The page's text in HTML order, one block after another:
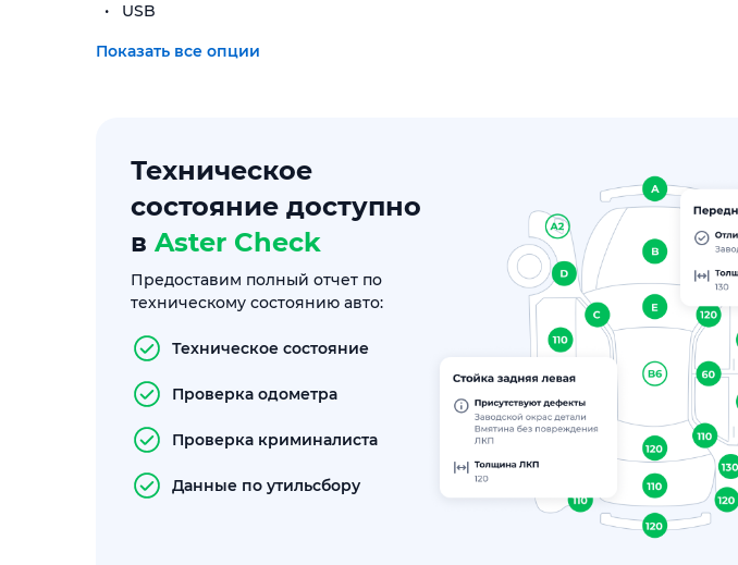
USB
Показать все опции
Техническое
состояние доступно
в Aster Check
Предоставим полный отчет по
техническому состоянию авто:
Техническое состояние
Проверка одометра
Проверка криминалиста
Данные по утильсбору